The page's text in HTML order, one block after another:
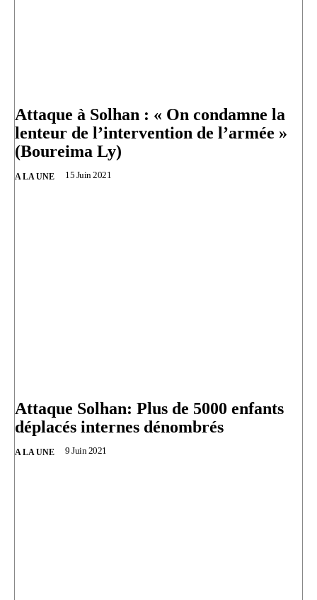
Attaque à Solhan : « On condamne la
lenteur de l’intervention de l’armée »
(Boureima Ly)
A LA UNE 15 Juin 2021
Attaque Solhan: Plus de 5000 enfants
déplacés internes dénombrés
A LA UNE 9 Juin 2021